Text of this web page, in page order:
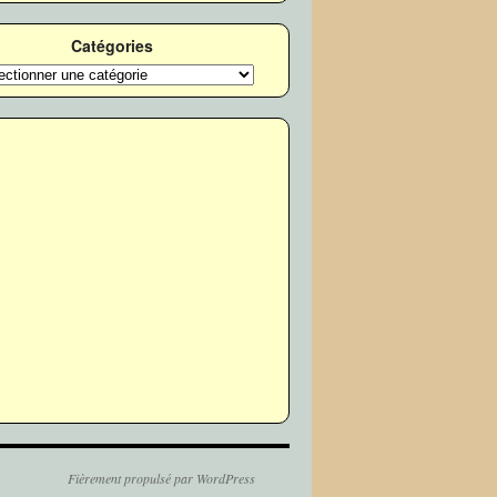
Catégories
Fièrement propulsé par WordPress